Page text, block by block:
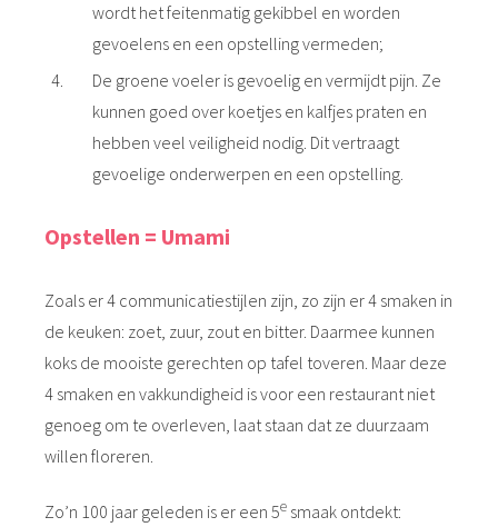
wordt het feitenmatig gekibbel en worden
gevoelens en een opstelling vermeden;
De groene voeler is gevoelig en vermijdt pijn. Ze
kunnen goed over koetjes en kalfjes praten en
hebben veel veiligheid nodig. Dit vertraagt
gevoelige onderwerpen en een opstelling.
Opstellen = Umami
Zoals er 4 communicatiestijlen zijn, zo zijn er 4 smaken in
de keuken: zoet, zuur, zout en bitter. Daarmee kunnen
koks de mooiste gerechten op tafel toveren. Maar deze
4 smaken en vakkundigheid is voor een restaurant niet
genoeg om te overleven, laat staan dat ze duurzaam
willen floreren.
Zo’n 100 jaar geleden is er een 5e smaak ontdekt: